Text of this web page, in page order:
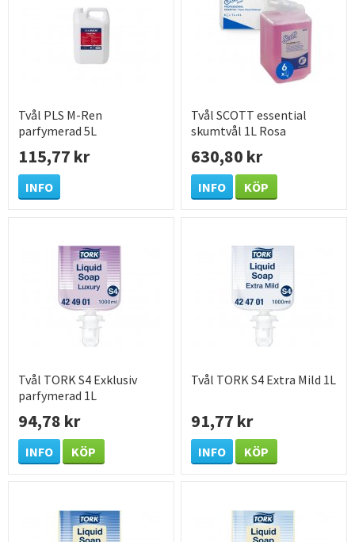
Tvål PLS M-Ren
parfymerad 5L
115,77 kr
INFO
Tvål SCOTT essential
skumtvål 1L Rosa
630,80 kr
INFO KÖP
Tvål TORK S4 Exklusiv
parfymerad 1L
94,78 kr
INFO KÖP
Tvål TORK S4 Extra Mild 1L
91,77 kr
INFO KÖP